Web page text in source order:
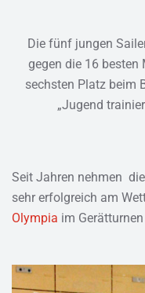
Die fünf jungen
gegen die 16
sechsten Platz beim
„Jugend
Seit Jahren nehmen
sehr erfolgreich am
Olympia im